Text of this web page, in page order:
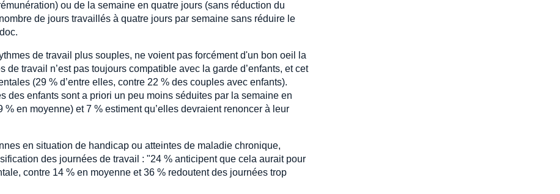
ou de la semaine en quatre jours (sans réduction du
de jours travaillés à quatre jours par semaine sans réduire le
de travail plus souples, ne voient pas forcément d'un bon oeil la
travail n’est pas toujours compatible avec la garde d’enfants, et cet
(29 % d’entre elles, contre 22 % des couples avec enfants).
enfants sont a priori un peu moins séduites par la semaine en
en moyenne) et 7 % estiment qu’elles devraient renoncer à leur
en situation de handicap ou atteintes de maladie chronique,
des journées de travail : "24 % anticipent que cela aurait pour
contre 14 % en moyenne et 36 % redoutent des journées trop